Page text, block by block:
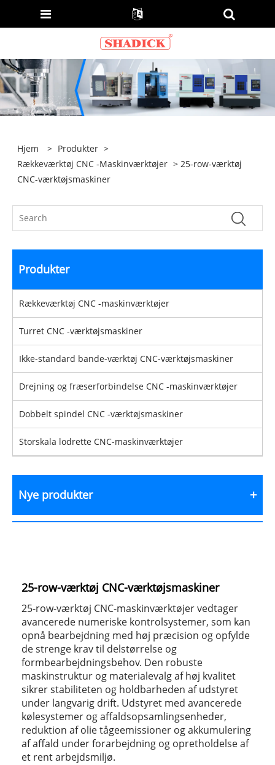
Hjem > Produkter >
Rækkeværktøj CNC -maskinværktøjer > 25-row-værktøj
CNC-værktøjsmaskiner
Produkter
Rækkeværktøj CNC -maskinværktøjer
Turret CNC -værktøjsmaskiner
Ikke-standard bande-værktøj CNC-værktøjsmaskiner
Drejning og fræserforbindelse CNC -maskinværktøjer
Dobbelt spindel CNC -værktøjsmaskiner
Storskala lodrette CNC-maskinværktøjer
Nye produkter
25-row-værktøj CNC-værktøjsmaskiner
25-row-værktøj CNC-maskinværktøjer vedtager
avancerede numeriske kontrolsystemer, som kan
opnå bearbejdning med høj præcision og opfylde
de strenge krav til delstørrelse og
formbearbejdningsbehov. Den robuste
maskinstruktur og materialevalg af høj kvalitet
sikrer stabiliteten og holdbarheden af ​​udstyret
under langvarig drift. Udstyret med avancerede
kølesystemer og affaldsopsamlingsenheder,
reduktion af olie tågeemissioner og akkumulering
af affald under forarbejdning og opretholdelse af
et rent arbejdsmiljø.